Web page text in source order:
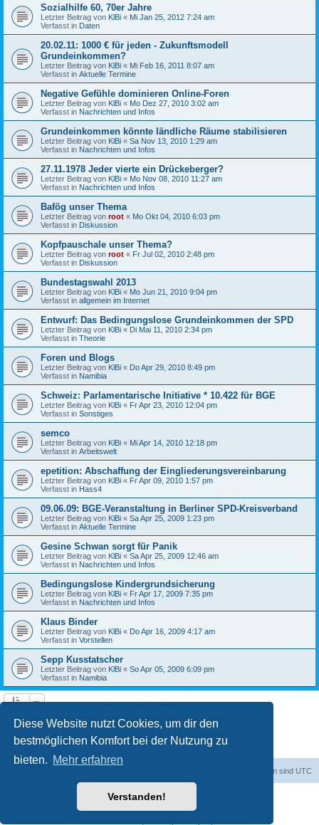
Diese Website nutzt Cookies, um dir den
bestmöglichen Komfort bei der Nutzung zu
bieten. Mehr erfahren
Verstanden!
Sozialhilfe 60, 70er Jahre
Letzter Beitrag von KlBi « Mi Jan 25, 2012 7:24 am
Verfasst in Daten
20.02.11: 1000 € für jeden - Zukunftsmodell
Grundeinkommen?
Letzter Beitrag von KlBi « Mi Feb 16, 2011 8:07 am
Verfasst in Aktuelle Termine
Negative Gefühle dominieren Online-Foren
Letzter Beitrag von KlBi « Mo Dez 27, 2010 3:02 am
Verfasst in Nachrichten und Infos
Grundeinkommen könnte ländliche Räume stabilisieren
Letzter Beitrag von KlBi « Sa Nov 13, 2010 1:29 am
Verfasst in Nachrichten und Infos
27.11.1978 Jeder vierte ein Drückeberger?
Letzter Beitrag von KlBi « Mo Nov 08, 2010 11:27 am
Verfasst in Nachrichten und Infos
Bafög unser Thema
Letzter Beitrag von root « Mo Okt 04, 2010 6:03 pm
Verfasst in Diskussion
Kopfpauschale unser Thema?
Letzter Beitrag von root « Fr Jul 02, 2010 2:48 pm
Verfasst in Diskussion
Bundestagswahl 2013
Letzter Beitrag von KlBi « Mo Jun 21, 2010 9:04 pm
Verfasst in allgemein im Internet
Entwurf: Das Bedingungslose Grundeinkommen der SPD
Letzter Beitrag von KlBi « Di Mai 11, 2010 2:34 pm
Verfasst in Theorie
Foren und Blogs
Letzter Beitrag von KlBi « Do Apr 29, 2010 8:49 pm
Verfasst in Namibia
Schweiz: Parlamentarische Initiative * 10.422 für BGE
Letzter Beitrag von KlBi « Fr Apr 23, 2010 12:04 pm
Verfasst in Sonstiges
semco
Letzter Beitrag von KlBi « Mi Apr 14, 2010 12:18 pm
Verfasst in Arbeitswelt
epetition: Abschaffung der Eingliederungsvereinbarung
Letzter Beitrag von KlBi « Fr Apr 09, 2010 1:57 pm
Verfasst in Hass4
09.06.09: BGE-Veranstaltung in Berliner SPD-Kreisverband
Letzter Beitrag von KlBi « Sa Apr 25, 2009 1:23 pm
Verfasst in Aktuelle Termine
Gesine Schwan sorgt für Panik
Letzter Beitrag von KlBi « Sa Apr 25, 2009 12:46 am
Verfasst in Nachrichten und Infos
Bedingungslose Kindergrundsicherung
Letzter Beitrag von KlBi « Fr Apr 17, 2009 7:35 pm
Verfasst in Nachrichten und Infos
Klaus Binder
Letzter Beitrag von KlBi « Do Apr 16, 2009 4:17 am
Verfasst in Vorstellen
Sepp Kusstatscher
Letzter Beitrag von KlBi « So Apr 05, 2009 6:09 pm
Verfasst in Namibia
Die Suche ergab 103 Treffer 1 2 3
Alle Zeiten sind UTC
Powered byphpBB® Forum Software © phpBB Limited
phpBB.de